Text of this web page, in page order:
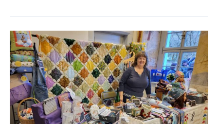
Die
Märkte
des
Jahres
2026